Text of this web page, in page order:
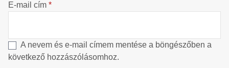
E-mail cím *
A nevem és e-mail címem mentése a böngészőben a
következő hozzászólásomhoz.